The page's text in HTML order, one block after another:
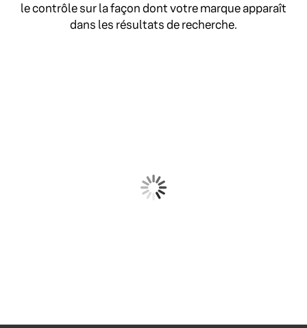
le contrôle sur la façon dont votre marque apparaît
dans les résultats de recherche.